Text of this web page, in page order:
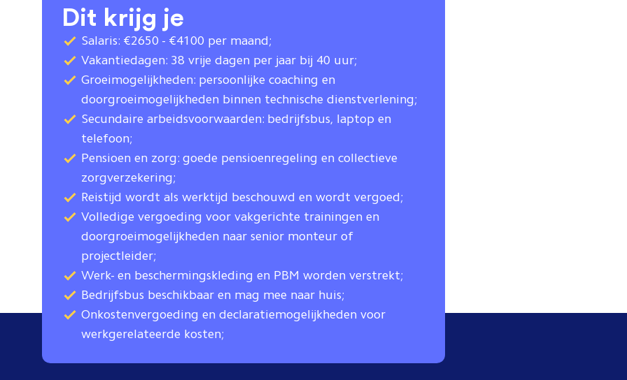
Dit krijg je
Salaris: €2650 - €4100 per maand;
Vakantiedagen: 38 vrije dagen per jaar bij 40 uur;
Groeimogelijkheden: persoonlijke coaching en
doorgroeimogelijkheden binnen technische dienstverlening;
Secundaire arbeidsvoorwaarden: bedrijfsbus, laptop en
telefoon;
Pensioen en zorg: goede pensioenregeling en collectieve
zorgverzekering;
Reistijd wordt als werktijd beschouwd en wordt vergoed;
Volledige vergoeding voor vakgerichte trainingen en
doorgroeimogelijkheden naar senior monteur of
projectleider;
Werk- en beschermingskleding en PBM worden verstrekt;
Bedrijfsbus beschikbaar en mag mee naar huis;
Onkostenvergoeding en declaratiemogelijkheden voor
werkgerelateerde kosten;